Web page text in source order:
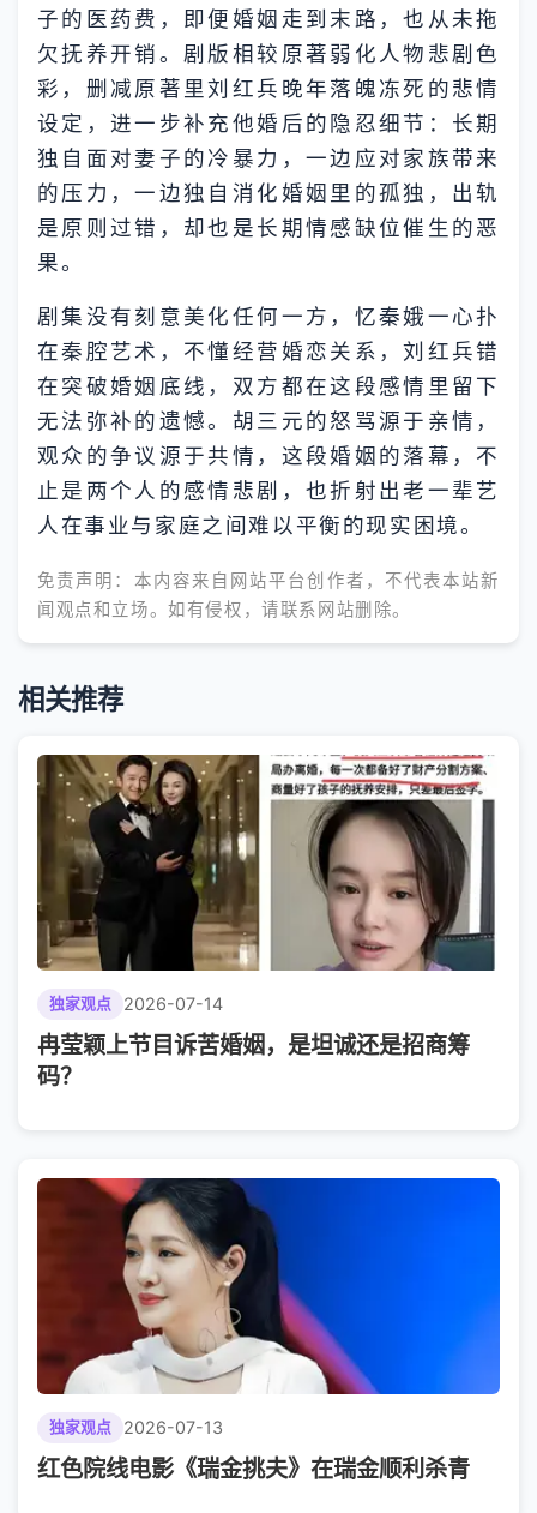
子的医药费，即便婚姻走到末路，也从未拖
欠抚养开销。剧版相较原著弱化人物悲剧色
彩，删减原著里刘红兵晚年落魄冻死的悲情
设定，进一步补充他婚后的隐忍细节：长期
独自面对妻子的冷暴力，一边应对家族带来
的压力，一边独自消化婚姻里的孤独，出轨
是原则过错，却也是长期情感缺位催生的恶
果。
剧集没有刻意美化任何一方，忆秦娥一心扑
在秦腔艺术，不懂经营婚恋关系，刘红兵错
在突破婚姻底线，双方都在这段感情里留下
无法弥补的遗憾。胡三元的怒骂源于亲情，
观众的争议源于共情，这段婚姻的落幕，不
止是两个人的感情悲剧，也折射出老一辈艺
人在事业与家庭之间难以平衡的现实困境。
免责声明：本内容来自网站平台创作者，不代表本站新
闻观点和立场。如有侵权，请联系网站删除。
相关推荐
独家观点 2026-07-14
冉莹颖上节目诉苦婚姻，是坦诚还是招商筹
码？
独家观点 2026-07-13
红色院线电影《瑞金挑夫》在瑞金顺利杀青